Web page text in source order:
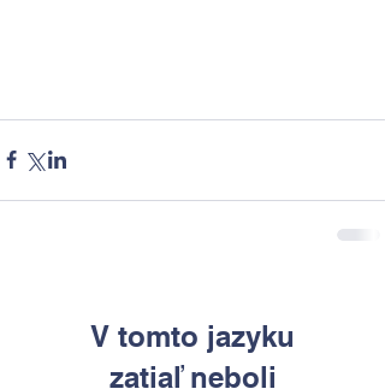
V tomto jazyku
zatiaľ neboli